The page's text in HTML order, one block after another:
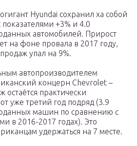
Hyundai сохранил ха собой
показателями +3% и 4.0
автомобилей. Прирост
на фоне провала в 2017 году,
упал на 9%.
автопроизводителем
концерн Chevrolet –
остаётся практически
уже третий год подряд (3.9
машин по сравнению с
в 2016-2017 годах). Это
удержаться на 7 месте.